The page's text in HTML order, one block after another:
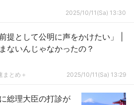
2025/10/11(Sa) 13:30
提として公明に声をかけたい」 |
ないんじゃなかったの？
まとめ＋ 2025/10/11(Sa) 13:29
総理大臣の打診が